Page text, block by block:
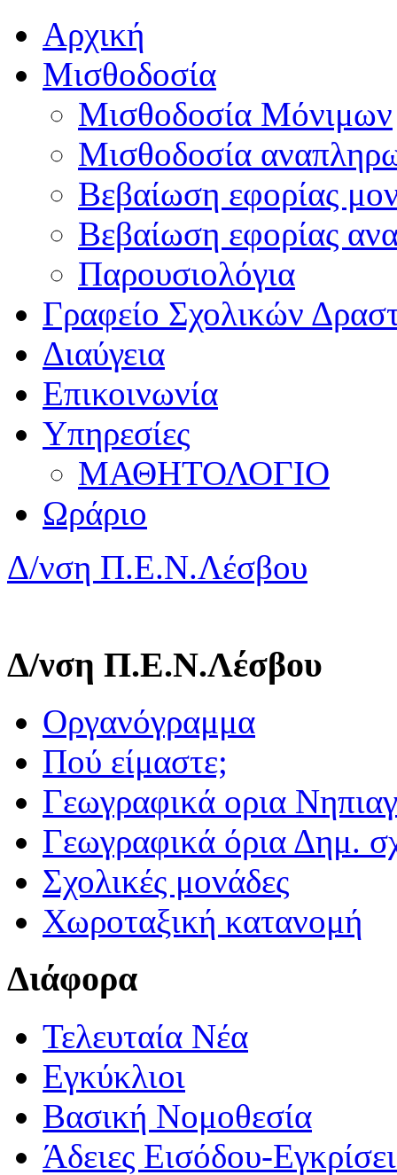
Αρχική
Μισθοδοσία
Μισθοδοσία Μόνιμων
Μισθοδοσία
Βεβαίωση εφορίας
Βεβαίωση εφορίας
Παρουσιολόγια
Γραφείο Σχολικών
Διαύγεια
Επικοινωνία
Υπηρεσίες
ΜΑΘΗΤΟΛΟΓΙΟ
Ωράριο
Δ/νση Π.Ε.Ν.Λέσβου
Δ/νση Π.Ε.Ν.Λέσβου
Οργανόγραμμα
Πού είμαστε;
Γεωγραφικά ορια
Γεωγραφικά όρια Δημ.
Σχολικές μονάδες
Χωροταξική κατανομή
Διάφορα
Τελευταία Νέα
Εγκύκλιοι
Βασική Νομοθεσία
Άδειες Εισόδου-